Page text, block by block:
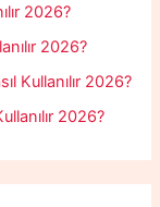
2026?
2026?
Kullanılır 2026?
2026?